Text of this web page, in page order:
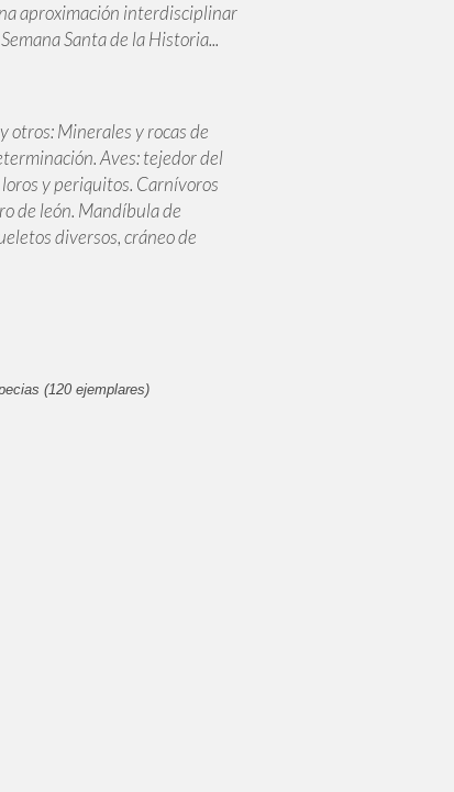
aproximación interdisciplinar
Santa de la Historia...
otros: Minerales y rocas de
Aves: tejedor del
y periquitos. Carnívoros
de león. Mandíbula de
diversos, cráneo de
(120 ejemplares)